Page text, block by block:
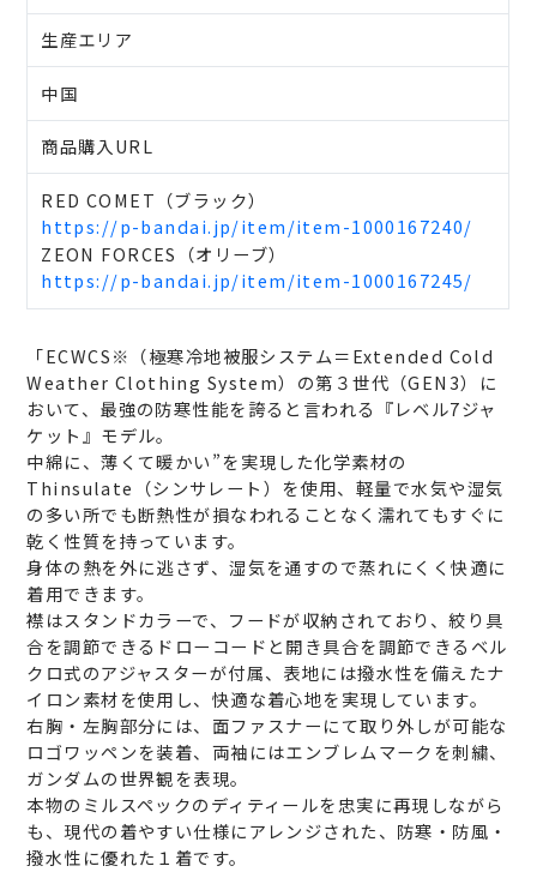
生産エリア
中国
商品購入URL
RED COMET（ブラック）
https://p-bandai.jp/item/item-1000167240/
ZEON FORCES（オリーブ）
https://p-bandai.jp/item/item-1000167245/
「ECWCS※（極寒冷地被服システム＝Extended Cold
Weather Clothing System）の第３世代（GEN3）に
おいて、最強の防寒性能を誇ると言われる『レベル7ジャ
ケット』モデル。
中綿に、薄くて暖かい”を実現した化学素材の
Thinsulate（シンサレート）を使用、軽量で水気や湿気
の多い所でも断熱性が損なわれることなく濡れてもすぐに
乾く性質を持っています。
身体の熱を外に逃さず、湿気を通すので蒸れにくく快適に
着用できます。
襟はスタンドカラーで、フードが収納されており、絞り具
合を調節できるドローコードと開き具合を調節できるベル
クロ式のアジャスターが付属、表地には撥水性を備えたナ
イロン素材を使用し、快適な着心地を実現しています。
右胸・左胸部分には、面ファスナーにて取り外しが可能な
ロゴワッペンを装着、両袖にはエンブレムマークを刺繍、
ガンダムの世界観を表現。
本物のミルスペックのディティールを忠実に再現しながら
も、現代の着やすい仕様にアレンジされた、防寒・防風・
撥水性に優れた１着です。